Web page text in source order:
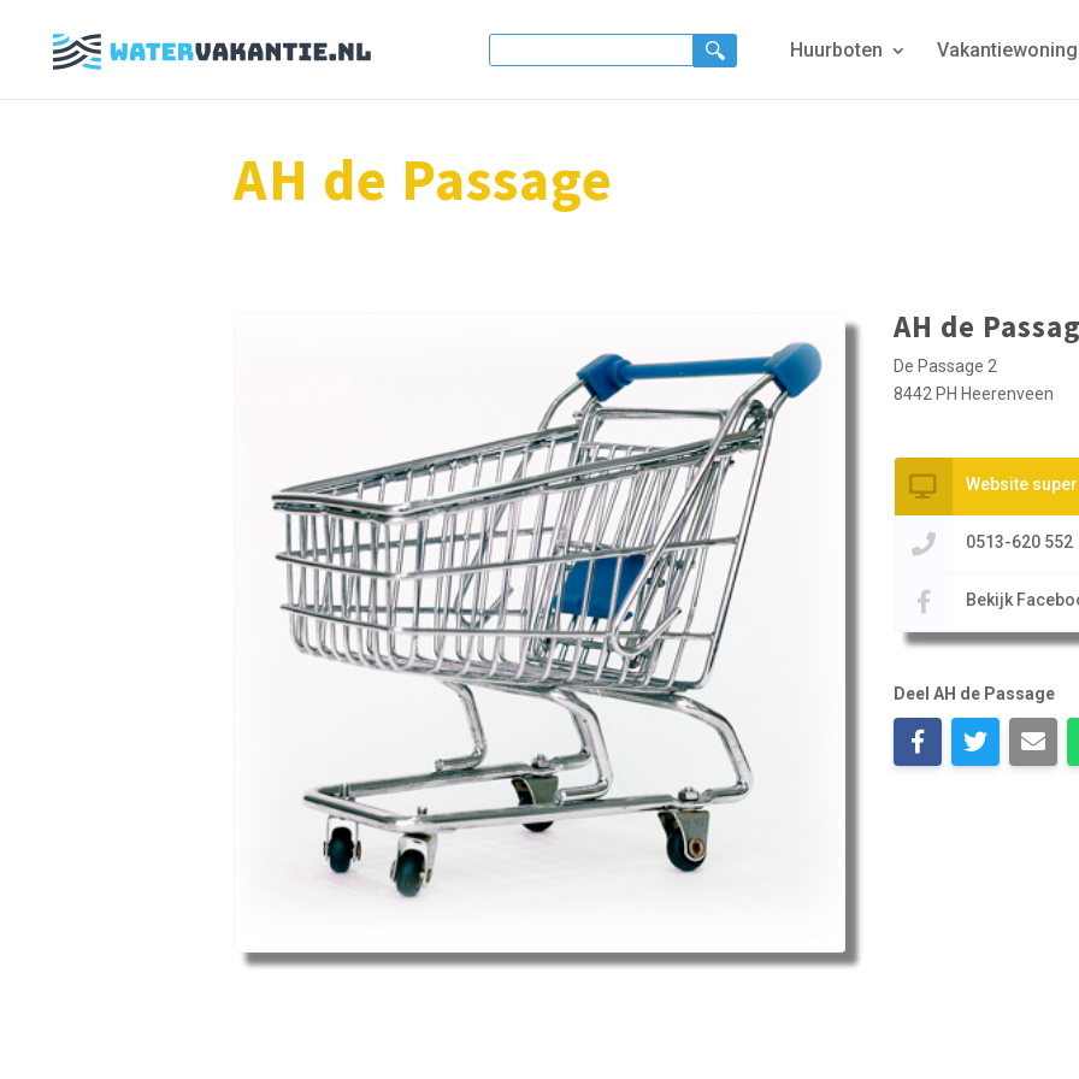
Huurboten
AH de Passage
AH de
De Passage 2
8442 PH Heerenveen
Website
0513-620 552
Bekijk
Deel AH de Passage